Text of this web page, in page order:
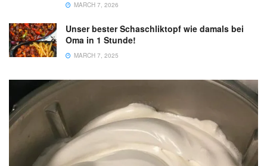
MARCH 7, 2026
Unser bester Schaschliktopf wie damals bei
Oma in 1 Stunde!
MARCH 7, 2025